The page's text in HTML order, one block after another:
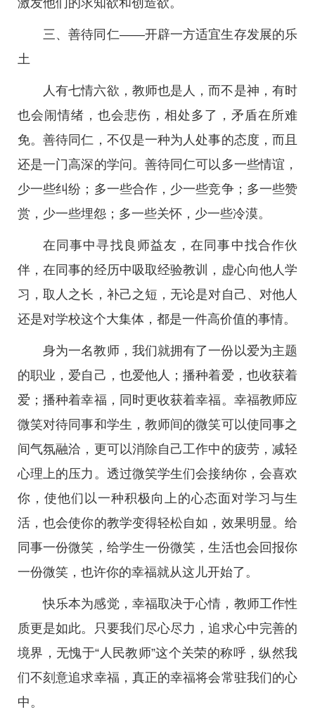
激发他们的求知欲和创造欲。
三、善待同仁——开辟一方适宜生存发展的乐
土
人有七情六欲，教师也是人，而不是神，有时
也会闹情绪，也会悲伤，相处多了，矛盾在所难
免。善待同仁，不仅是一种为人处事的态度，而且
还是一门高深的学问。善待同仁可以多一些情谊，
少一些纠纷；多一些合作，少一些竞争；多一些赞
赏，少一些埋怨；多一些关怀，少一些冷漠。
在同事中寻找良师益友，在同事中找合作伙
伴，在同事的经历中吸取经验教训，虚心向他人学
习，取人之长，补己之短，无论是对自己、对他人
还是对学校这个大集体，都是一件高价值的事情。
身为一名教师，我们就拥有了一份以爱为主题
的职业，爱自己，也爱他人；播种着爱，也收获着
爱；播种着幸福，同时更收获着幸福。幸福教师应
微笑对待同事和学生，教师间的微笑可以使同事之
间气氛融洽，更可以消除自己工作中的疲劳，减轻
心理上的压力。透过微笑学生们会接纳你，会喜欢
你，使他们以一种积极向上的心态面对学习与生
活，也会使你的教学变得轻松自如，效果明显。给
同事一份微笑，给学生一份微笑，生活也会回报你
一份微笑，也许你的幸福就从这儿开始了。
快乐本为感觉，幸福取决于心情，教师工作性
质更是如此。只要我们尽心尽力，追求心中完善的
境界，无愧于“人民教师”这个关荣的称呼，纵然我
们不刻意追求幸福，真正的幸福将会常驻我们的心
中。